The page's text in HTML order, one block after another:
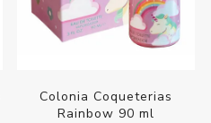
Colonia Coqueterias
Rainbow 90 ml